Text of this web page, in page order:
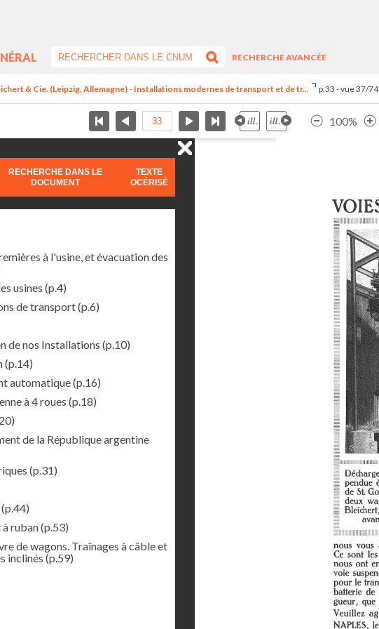
RECHERCHE AVANCÉE
& Cie. (Leipzig, Allemagne) - Installations modernes de transport et de tr... p.33 - vue 37/74
100%
RECHERCHE DANS LE
DOCUMENT
TEXTE
OCÉRISÉ
à l'usine, et évacuation des
usines (p.4)
de transport(p.6)
de nos Installations (p.10)
(p.14)
automatique(p.16)
à 4 roues (p.18)
de la République argentine
(p.31)
(p.44)
ruban(p.53)
de wagons. Traînages à câble et
inclinés (p.59)